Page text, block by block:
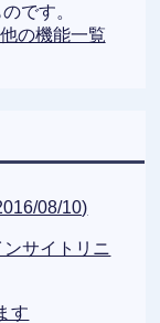
です。
の機能一覧
08/10)
サイトリニ
す